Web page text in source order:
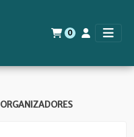
0
ORGANIZADORES